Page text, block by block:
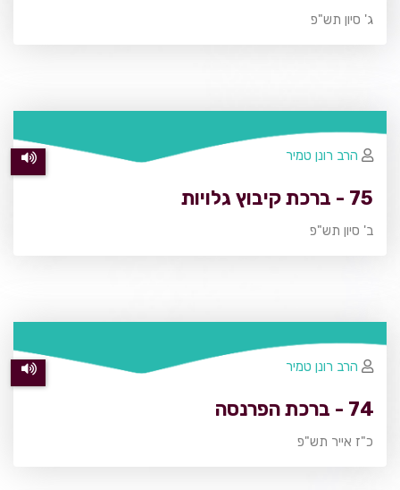
ג' סיון תש"פ
75 - ברכת קיבוץ גלויות
ב' סיון תש"פ
הרב רונן טמיר
74 - ברכת הפרנסה
כ"ז אייר תש"פ
הרב רונן טמיר